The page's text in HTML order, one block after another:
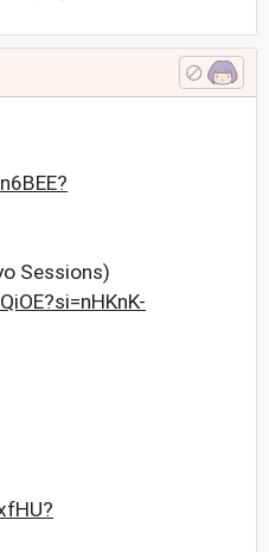
Sessions)